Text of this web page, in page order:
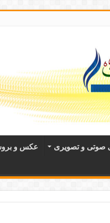
صوتی و تصویری عکس و